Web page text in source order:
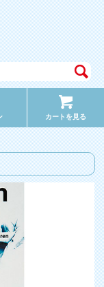
カートを見る